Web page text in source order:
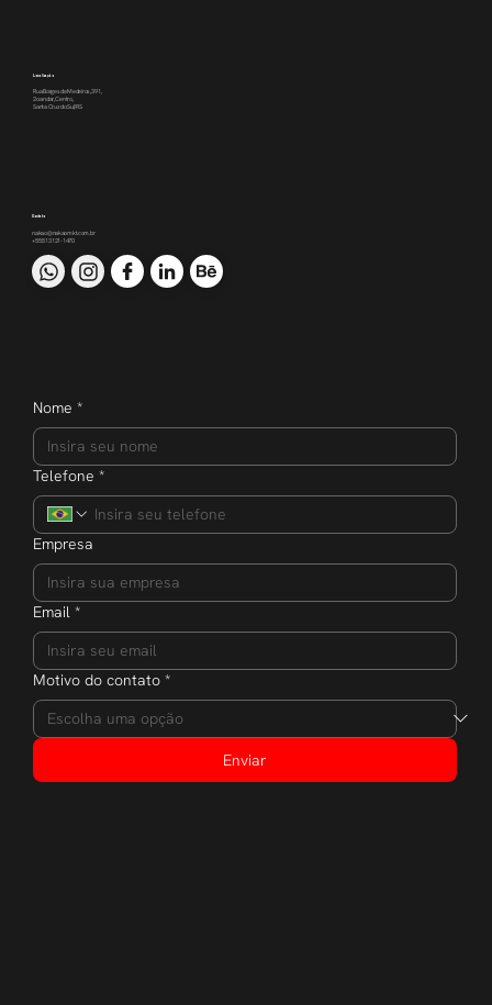
Rua Borges de Medeiros, 391,
2o andar, Centro,
Santa Cruz do Sul/RS
Contato
nakao@nakaomkt.com.br
+55 51 3121-1470
Nome *
Telefone *
Empresa
Email *
Motivo do contato *
Enviar